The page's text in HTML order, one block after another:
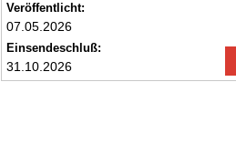
Veröffentlicht:
07.05.2026
Einsendeschluß:
31.10.2026